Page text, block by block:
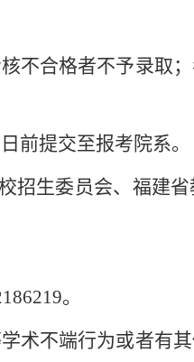
不合格者不予录取
前提交至报考院系。
招生委员会、福建
。
术不端行为或者有